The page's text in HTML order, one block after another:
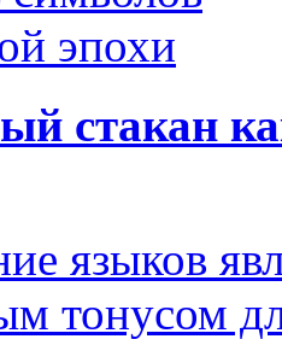
стакан